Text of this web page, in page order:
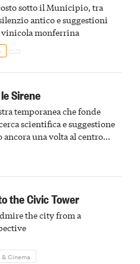
sotto il Municipio, tra
antico e suggestioni
monferrina
Sirene
temporanea che fonde
scientifica e suggestione
una volta al centro
del passato astigiano
the Civic Tower
the city from a
Cinema